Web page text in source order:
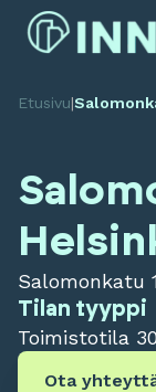
Etusivu|
Salomonkatu
Tilan tyyppi
Toimistotila
Ota